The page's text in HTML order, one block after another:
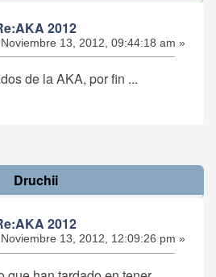
2012
Noviembre 13, 2012, 09:44:18 am »
de la AKA, por fin ...
Druchii
2012
Noviembre 13, 2012, 12:09:26 pm »